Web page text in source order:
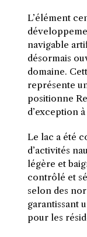
L’élément
navigable
désormais
domaine.
représente
positionne
d’exception
Le lac a été
d’activités
légère et
contrôlé et
selon des
garantissant
pour les